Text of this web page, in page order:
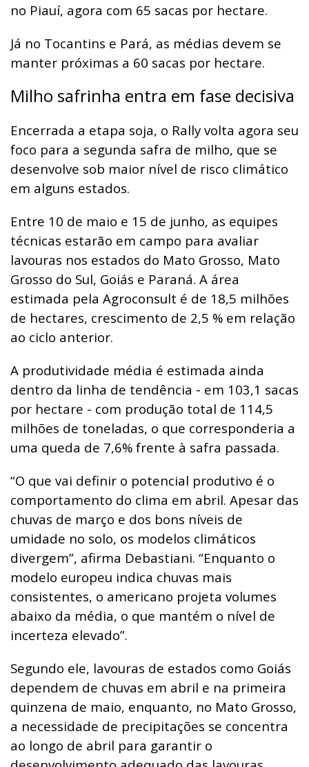
no Piauí, agora com 65 sacas por hectare.
Já no Tocantins e Pará, as médias devem se
manter próximas a 60 sacas por hectare.
Milho safrinha entra em fase decisiva
Encerrada a etapa soja, o Rally volta agora seu
foco para a segunda safra de milho, que se
desenvolve sob maior nível de risco climático
em alguns estados.
Entre 10 de maio e 15 de junho, as equipes
técnicas estarão em campo para avaliar
lavouras nos estados do Mato Grosso, Mato
Grosso do Sul, Goiás e Paraná. A área
estimada pela Agroconsult é de 18,5 milhões
de hectares, crescimento de 2,5 % em relação
ao ciclo anterior.
A produtividade média é estimada ainda
dentro da linha de tendência - em 103,1 sacas
por hectare - com produção total de 114,5
milhões de toneladas, o que corresponderia a
uma queda de 7,6% frente à safra passada.
“O que vai definir o potencial produtivo é o
comportamento do clima em abril. Apesar das
chuvas de março e dos bons níveis de
umidade no solo, os modelos climáticos
divergem”, afirma Debastiani. “Enquanto o
modelo europeu indica chuvas mais
consistentes, o americano projeta volumes
abaixo da média, o que mantém o nível de
incerteza elevado”.
Segundo ele, lavouras de estados como Goiás
dependem de chuvas em abril e na primeira
quinzena de maio, enquanto, no Mato Grosso,
a necessidade de precipitações se concentra
ao longo de abril para garantir o